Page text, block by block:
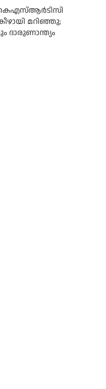
മറിഞ്ഞു;
ദാരുണാന്ത്യം